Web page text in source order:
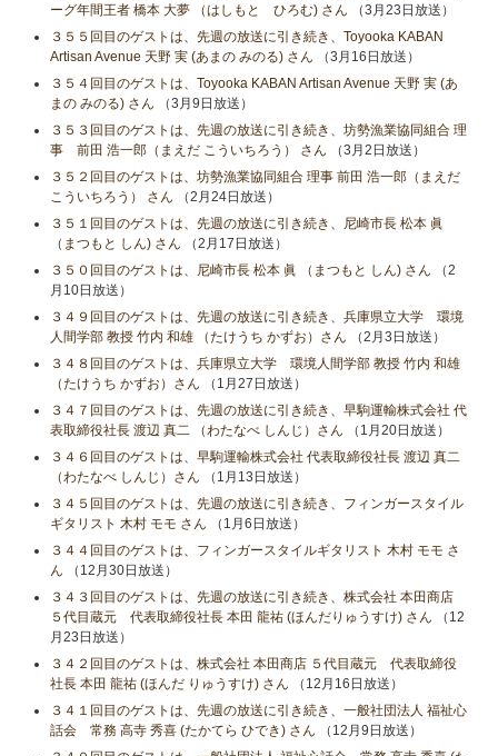
ーグ年間王者 橋本 大夢 （はしもと ひろむ) さん （3月23日放送）
３５５回目のゲストは、先週の放送に引き続き、Toyooka KABAN
Artisan Avenue 天野 実 (あまの みのる) さん （3月16日放送）
３５４回目のゲストは、Toyooka KABAN Artisan Avenue 天野 実 (あ
まの みのる) さん （3月9日放送）
３５３回目のゲストは、先週の放送に引き続き、坊勢漁業協同組合 理
事 前田 浩一郎（まえだ こういちろう） さん （3月2日放送）
３５２回目のゲストは、坊勢漁業協同組合 理事 前田 浩一郎（まえだ
こういちろう） さん （2月24日放送）
３５１回目のゲストは、先週の放送に引き続き、尼崎市長 松本 眞
（まつもと しん) さん （2月17日放送）
３５０回目のゲストは、尼崎市長 松本 眞 （まつもと しん) さん （2
月10日放送）
３４９回目のゲストは、先週の放送に引き続き、兵庫県立大学 環境
人間学部 教授 竹内 和雄 （たけうち かずお）さん （2月3日放送）
３４８回目のゲストは、兵庫県立大学 環境人間学部 教授 竹内 和雄
（たけうち かずお）さん （1月27日放送）
３４７回目のゲストは、先週の放送に引き続き、早駒運輸株式会社 代
表取締役社長 渡辺 真二 （わたなべ しんじ）さん （1月20日放送）
３４６回目のゲストは、早駒運輸株式会社 代表取締役社長 渡辺 真二
（わたなべ しんじ）さん （1月13日放送）
３４５回目のゲストは、先週の放送に引き続き、フィンガースタイル
ギタリスト 木村 モモ さん （1月6日放送）
３４４回目のゲストは、フィンガースタイルギタリスト 木村 モモ さ
ん （12月30日放送）
３４３回目のゲストは、先週の放送に引き続き、株式会社 本田商店
５代目蔵元 代表取締役社長 本田 龍祐 (ほんだりゅうすけ) さん （12
月23日放送）
３４２回目のゲストは、株式会社 本田商店 ５代目蔵元 代表取締役
社長 本田 龍祐 (ほんだ りゅうすけ) さん （12月16日放送）
３４１回目のゲストは、先週の放送に引き続き、一般社団法人 福祉心
話会 常務 高寺 秀喜 (たかてら ひでき) さん （12月9日放送）